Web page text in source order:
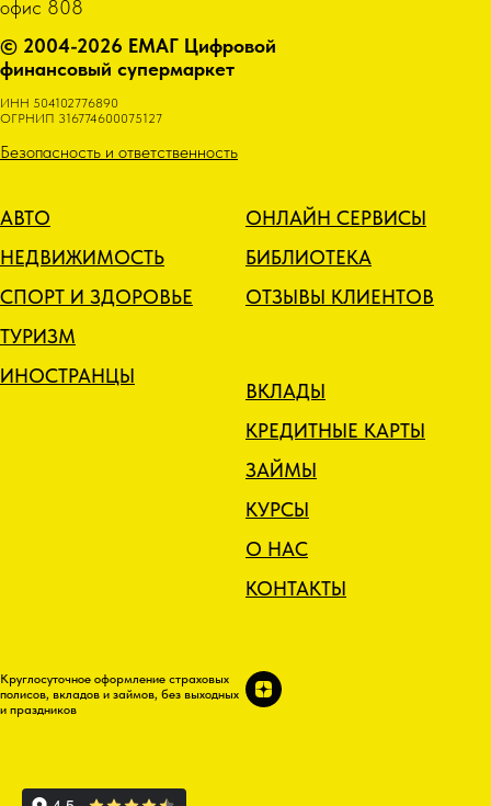
офис 808
© 2004-2026 ЕМАГ Цифровой
финансовый супермаркет
ИНН 504102776890
ОГРНИП 316774600075127
Безопасность и ответственность
АВТО
НЕДВИЖИМОСТЬ
СПОРТ И ЗДОРОВЬЕ
ТУРИЗМ
ИНОСТРАНЦЫ
ОНЛАЙН СЕРВИСЫ
БИБЛИОТЕКА
ОТЗЫВЫ КЛИЕНТОВ
ВКЛАДЫ
КРЕДИТНЫЕ КАРТЫ
ЗАЙМЫ
КУРСЫ
О НАС
КОНТАКТЫ
Круглосуточное оформление страховых
полисов, вкладов и займов, без выходных
и праздников